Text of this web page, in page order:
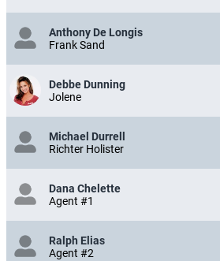
Anthony De Longis
Frank Sand
Debbe Dunning
Jolene
Michael Durrell
Richter Holister
Dana Chelette
Agent #1
Ralph Elias
Agent #2